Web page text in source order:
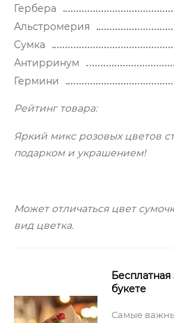
Гербера
Альстромерия
Сумка
Антирринум
Гермини
Рейтинг товара:
Яркий микс розовых цветов
подарком и украшением!
Может отличаться цвет
вид цветка.
букете
Самые